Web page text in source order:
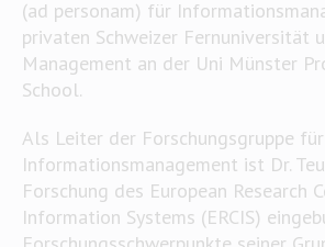
(ad personam) für
privaten Schweizer Fernuniversität
Management an der Uni Münster
School.
Als Leiter der Forschungsgruppe
Informationsmanagement ist Dr.
Forschung des European Research
Information Systems (ERCIS)